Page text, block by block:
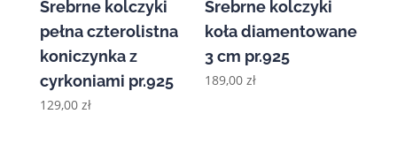
Srebrne kolczyki
pełna czterolistna
koniczynka z
cyrkoniami pr.925
129,00 zł
Srebrne kolczyki
koła diamentowane
3 cm pr.925
189,00zł